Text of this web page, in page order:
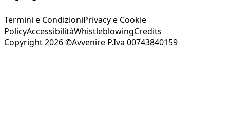
Termini e CondizioniPrivacy e Cookie
PolicyAccessibilitàWhistleblowingCredits
Copyright 2026 ©Avvenire P.Iva 00743840159